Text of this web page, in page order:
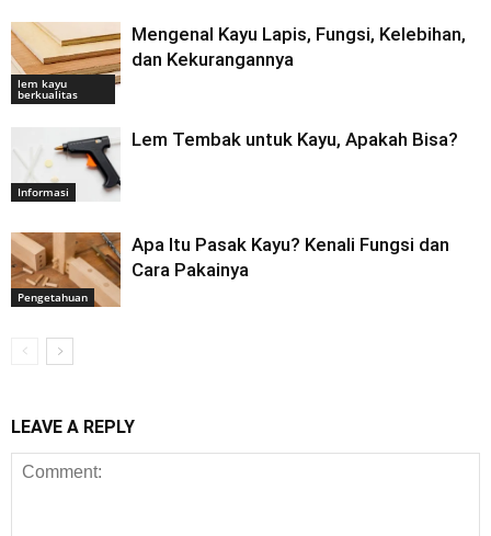
lem kayu
berkualitas
Mengenal Kayu Lapis, Fungsi, Kelebihan,
dan Kekurangannya
Informasi
Lem Tembak untuk Kayu, Apakah Bisa?
Pengetahuan
Apa Itu Pasak Kayu? Kenali Fungsi dan
Cara Pakainya
LEAVE A REPLY